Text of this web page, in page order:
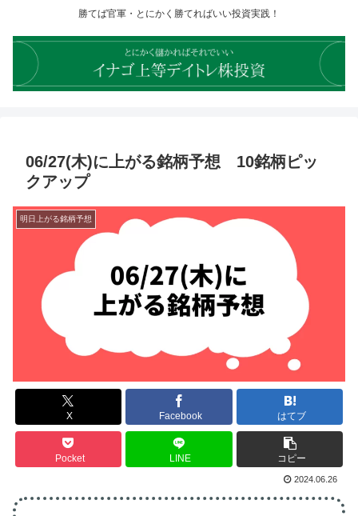
勝てば官軍・とにかく勝てればいい投資実践！
06/27(木)に上がる銘柄予想 10銘柄ピッ
クアップ
明日上がる銘柄予想
X Facebook はてブ
Pocket LINE コピー
2024.06.26